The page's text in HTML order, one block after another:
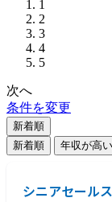
1
2
3
4
5
次へ
条件を変更
新着順
新着順
年収が高
シニアセール